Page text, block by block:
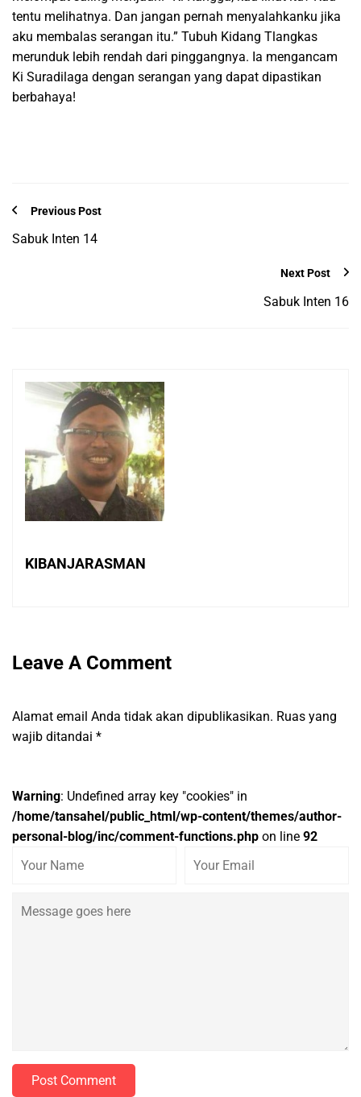
tentu melihatnya. Dan jangan pernah menyalahkanku jika
aku membalas serangan itu.” Tubuh Kidang Tlangkas
merunduk lebih rendah dari pinggangnya. Ia mengancam
Ki Suradilaga dengan serangan yang dapat dipastikan
berbahaya!
Previous Post
Sabuk Inten 14
Next Post
Sabuk Inten 16
KIBANJARASMAN
Leave A Comment
Alamat email Anda tidak akan dipublikasikan. Ruas yang
wajib ditandai *
Warning: Undefined array key "cookies" in
/home/tansahel/public_html/wp-content/themes/author-
personal-blog/inc/comment-functions.php on line 92
Post Comment